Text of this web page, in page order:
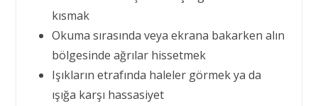
kısmak
Okuma sırasında veya ekrana bakarken alın
bölgesinde ağrılar hissetmek
Işıkların etrafında haleler görmek ya da
ışığa karşı hassasiyet